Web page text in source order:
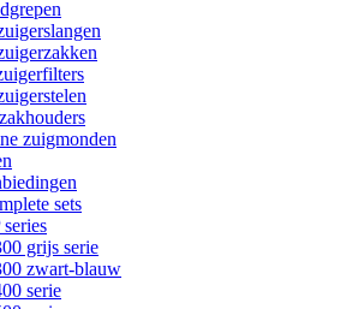
zuigmonden
sets
grijs serie
zwart-blauw
serie